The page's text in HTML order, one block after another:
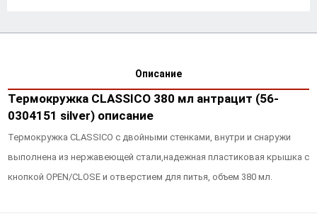
Описание
Термокружка CLASSICO 380 мл антрацит (56-
0304151 silver) описание
Термокружка CLASSICO с двойными стенками, внутри и снаружи
выполнена из нержавеющей стали,надежная пластиковая крышка с
кнопкой OPEN/CLOSE и отверстием для питья, объем 380 мл.